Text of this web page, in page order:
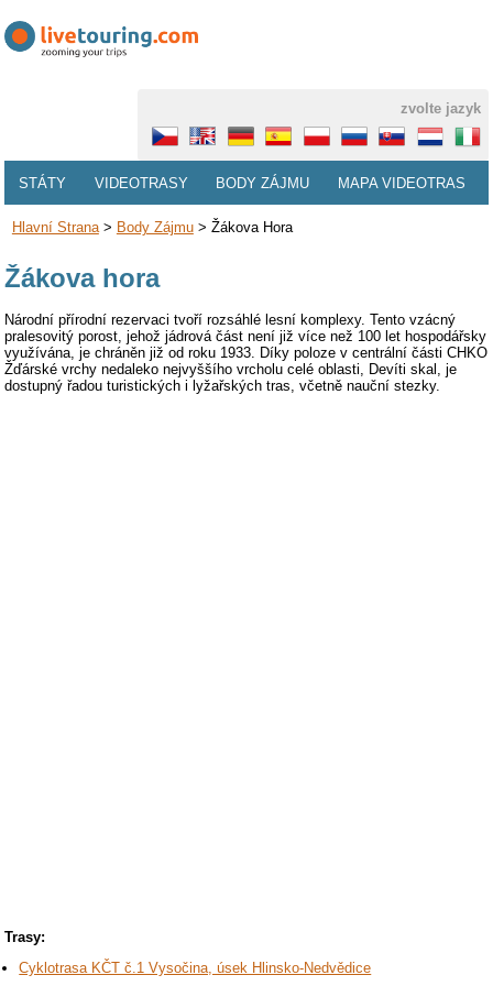
zvolte jazyk
STÁTY VIDEOTRASY BODY ZÁJMU MAPA VIDEOTRAS
Hlavní Strana> Body Zájmu> Žákova Hora
Žákova hora
Národní přírodní rezervaci tvoří rozsáhlé lesní komplexy. Tento vzácný
pralesovitý porost, jehož jádrová část není již více než 100 let hospodářsky
využívána, je chráněn již od roku 1933. Díky poloze v centrální části CHKO
Žďárské vrchy nedaleko nejvyššího vrcholu celé oblasti, Devíti skal, je
dostupný řadou turistických i lyžařských tras, včetně nauční stezky.
Trasy:
Cyklotrasa KČT č.1 Vysočina, úsek Hlinsko-Nedvědice